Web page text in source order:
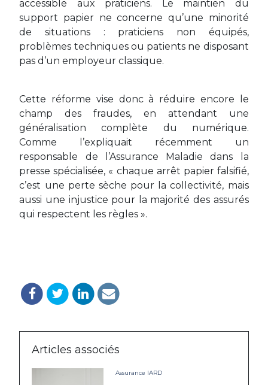
accessible aux praticiens. Le maintien du
support papier ne concerne qu’une minorité
de situations : praticiens non équipés,
problèmes techniques ou patients ne disposant
pas d’un employeur classique.
Cette réforme vise donc à réduire encore le
champ des fraudes, en attendant une
généralisation complète du numérique.
Comme l’expliquait récemment un
responsable de l’Assurance Maladie dans la
presse spécialisée, « chaque arrêt papier falsifié,
c’est une perte sèche pour la collectivité, mais
aussi une injustice pour la majorité des assurés
qui respectent les règles ».
Articles associés
Assurance IARD